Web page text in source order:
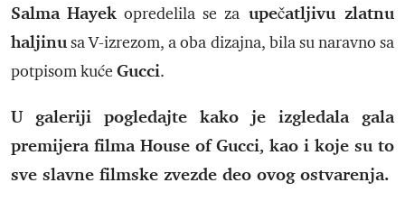
Salma Hayek opredelila se za upečatljivu zlatnu
haljinu sa V-izrezom, a oba dizajna, bila su naravno sa
potpisom kuće Gucci.
U galeriji pogledajte kako je izgledala gala
premijera filma House of Gucci, kao i koje su to
sve slavne filmske zvezde deo ovog ostvarenja.